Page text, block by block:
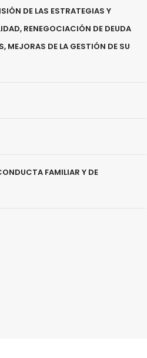
DE LAS ESTRATEGIAS Y
RENEGOCIACIÓN DE DEUDA
MEJORAS DE LA GESTIÓN DE SU
FAMILIAR Y DE